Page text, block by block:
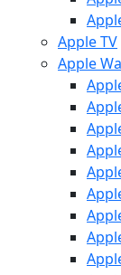
Apple TV
Apple